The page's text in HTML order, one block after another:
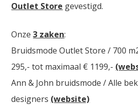
Outlet Store gevestigd.
Onze3 zaken:
Bruidsmode Outlet Store / 700
295,- tot maximaal € 1199,-
Ann & John bruidsmode / Alle
designers (website)